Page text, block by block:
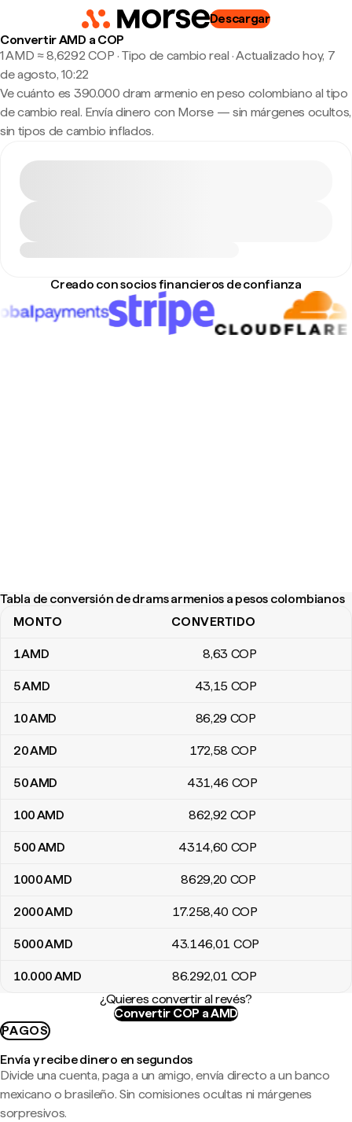
Descargar
Convertir AMD a COP
1 AMD ≈ 8,6292 COP · Tipo de cambio real ·Actualizado hoy, 7
de agosto, 10:22
Ve cuánto es 390.000 dram armenio en peso colombiano al tipo
de cambio real. Envía dinero con Morse — sin márgenes ocultos,
sin tipos de cambio inflados.
Creado con socios financieros de confianza
Tabla de conversión de drams armenios a pesos colombianos
Tabla de conversión de drams armenios a pesos colombianos
MONTO CONVERTIDO
1AMD 8,63 COP
5AMD 43,15 COP
10AMD 86,29 COP
20AMD 172,58 COP
50AMD 431,46 COP
100AMD 862,92 COP
500AMD 4314,60 COP
1000AMD 8629,20 COP
2000AMD 17.258,40 COP
5000AMD 43.146,01 COP
10.000AMD 86.292,01 COP
¿Quieres convertir al revés?
Convertir COP a AMD
PAGOS
Envía y recibe dinero en segundos
Divide una cuenta, paga a un amigo, envía directo a un banco
mexicano o brasileño. Sin comisiones ocultas ni márgenes
sorpresivos.